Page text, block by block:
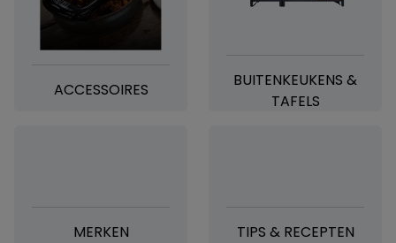
ACCESSOIRES
BUITENKEUKENS &
TAFELS
MERKEN TIPS & RECEPTEN